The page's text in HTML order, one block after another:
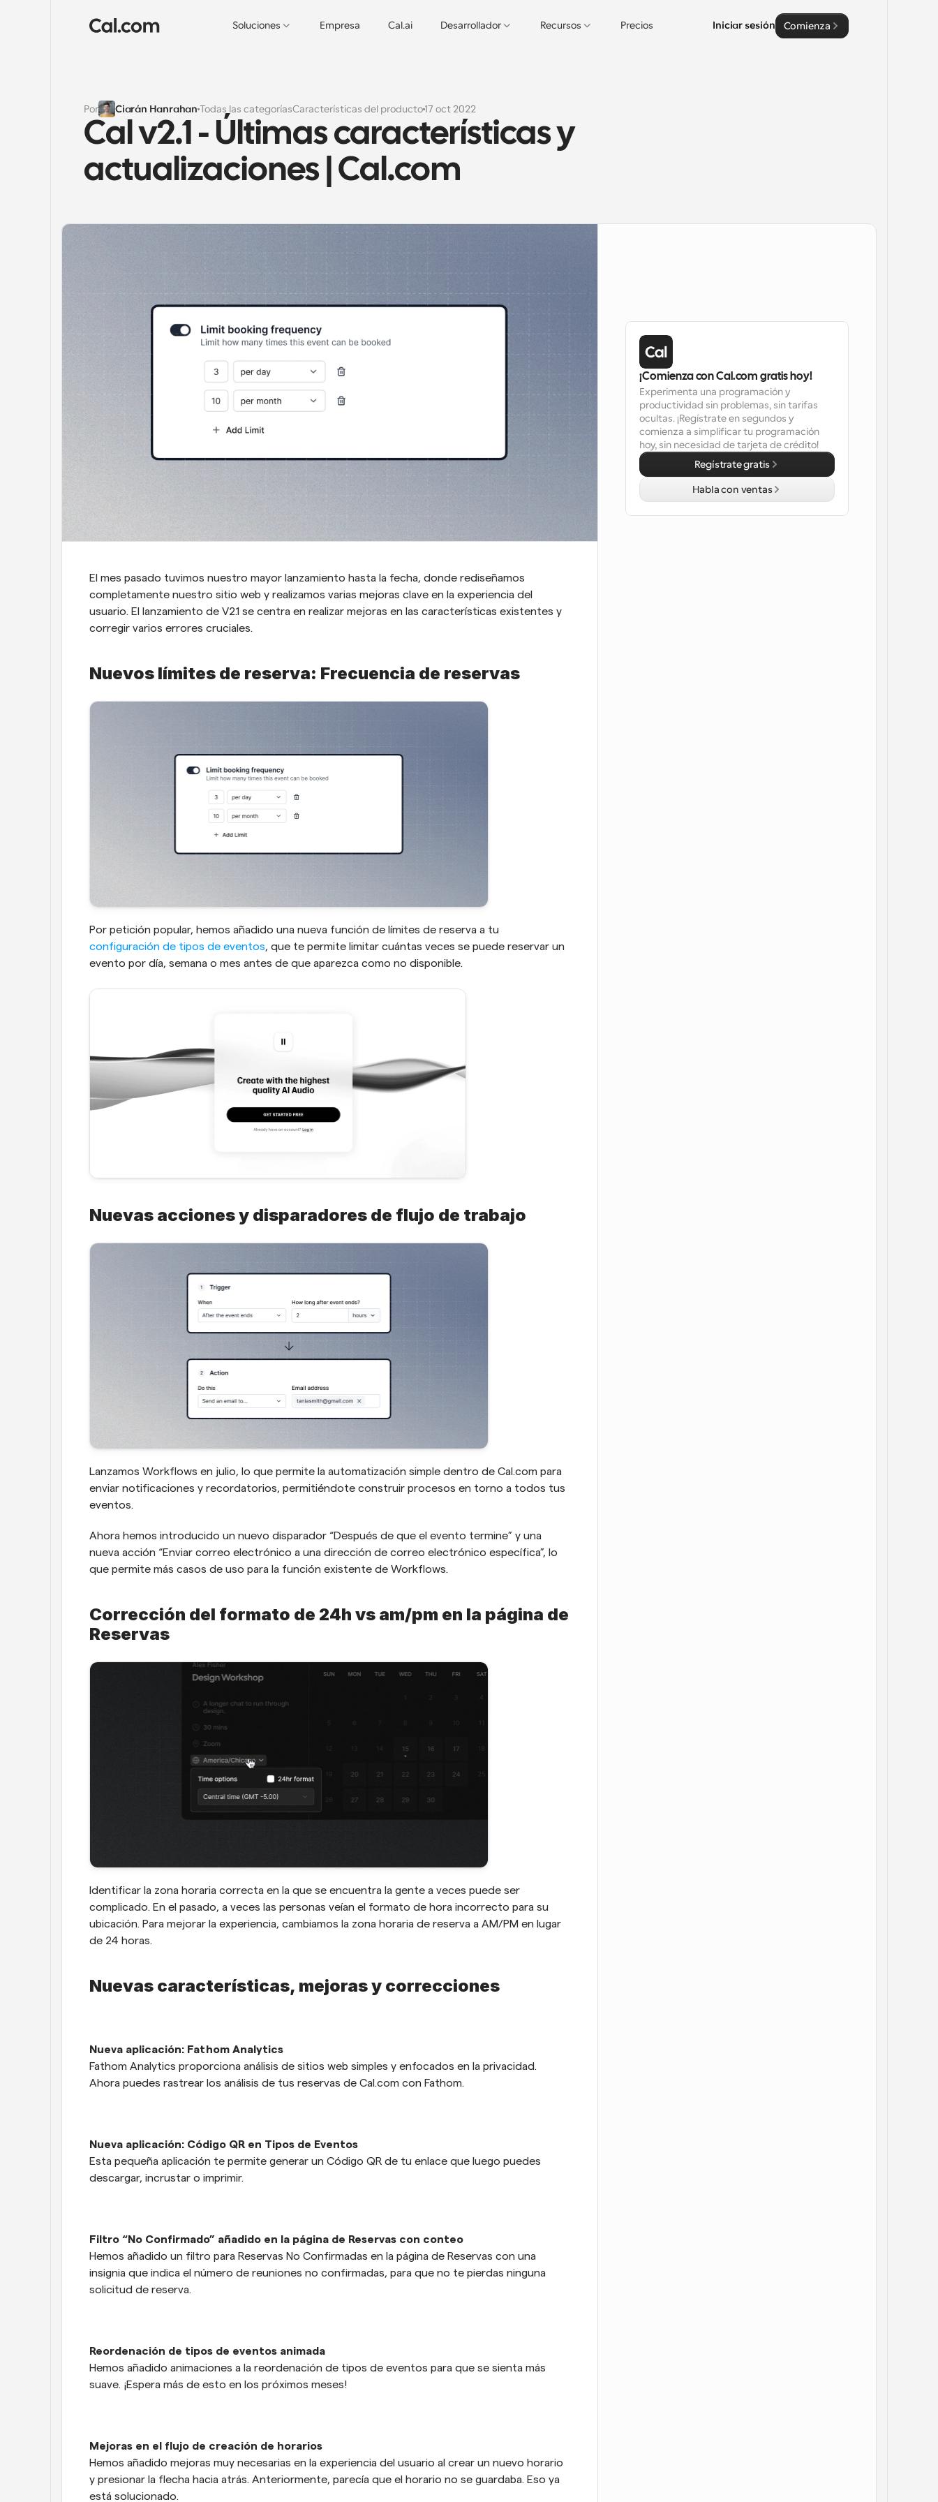
Soluciones Empresa Cal.ai Desarrollador Recursos Precios Iniciar sesión Comienza
Por Ciarán Hanrahan Todas las categoríasCaracterísticas del producto17 oct 2022
Cal v2.1 - Últimas características y
actualizaciones | Cal.com
El mes pasado tuvimos nuestro mayor lanzamiento hasta la fecha, donde rediseñamos
completamente nuestro sitio web y realizamos varias mejoras clave en la experiencia del
usuario. El lanzamiento de V2.1 se centra en realizar mejoras en las características existentes y
corregir varios errores cruciales.
Nuevos límites de reserva: Frecuencia de reservas
configuración de tipos de eventos, que te permite limitar cuántas veces se puede reservar un
evento por día, semana o mes antes de que aparezca como no disponible.
Nuevas acciones y disparadores de flujo de trabajo
Lanzamos Workflows en julio, lo que permite la automatización simple dentro de Cal.com para
enviar notificaciones y recordatorios, permitiéndote construir procesos en torno a todos tus
eventos.
Ahora hemos introducido un nuevo disparador “Después de que el evento termine” y una
nueva acción “Enviar correo electrónico a una dirección de correo electrónico específica”, lo
que permite más casos de uso para la función existente de Workflows.
Corrección del formato de 24h vs am/pm en la página de
Reservas
Identificar la zona horaria correcta en la que se encuentra la gente a veces puede ser
complicado. En el pasado, a veces las personas veían el formato de hora incorrecto para su
ubicación. Para mejorar la experiencia, cambiamos la zona horaria de reserva a AM/PM en lugar
de 24 horas.
Nuevas características, mejoras y correcciones
Nueva aplicación: Fathom Analytics
Fathom Analytics proporciona análisis de sitios web simples y enfocados en la privacidad.
Ahora puedes rastrear los análisis de tus reservas de Cal.com con Fathom.
Nueva aplicación: Código QR en Tipos de Eventos
Esta pequeña aplicación te permite generar un Código QR de tu enlace que luego puedes
descargar, incrustar o imprimir.
Filtro “No Confirmado” añadido en la página de Reservas con conteo
Hemos añadido un filtro para Reservas No Confirmadas en la página de Reservas con una
insignia que indica el número de reuniones no confirmadas, para que no te pierdas ninguna
solicitud de reserva.
Reordenación de tipos de eventos animada
Hemos añadido animaciones a la reordenación de tipos de eventos para que se sienta más
suave. ¡Espera más de esto en los próximos meses!
Mejoras en el flujo de creación de horarios
Hemos añadido mejoras muy necesarias en la experiencia del usuario al crear un nuevo horario
y presionar la flecha hacia atrás. Anteriormente, parecía que el horario no se guardaba. Eso ya
está solucionado.
¡Comienza con Cal.com gratis hoy!
Experimenta una programación y
productividad sin problemas, sin tarifas
ocultas. ¡Regístrate en segundos y
comienza a simplificar tu programación
hoy, sin necesidad de tarjeta de crédito!
Regístrate gratis
Habla con ventas